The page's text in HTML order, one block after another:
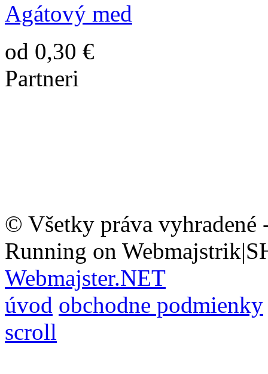
Agátový med
od 0,30 €
Partneri
© Všetky práva vyhradené
Running on
Webmajster.NET
úvod obchodne podmienky
scroll